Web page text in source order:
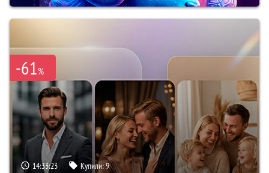
-61%
14:33:22 Купили:9